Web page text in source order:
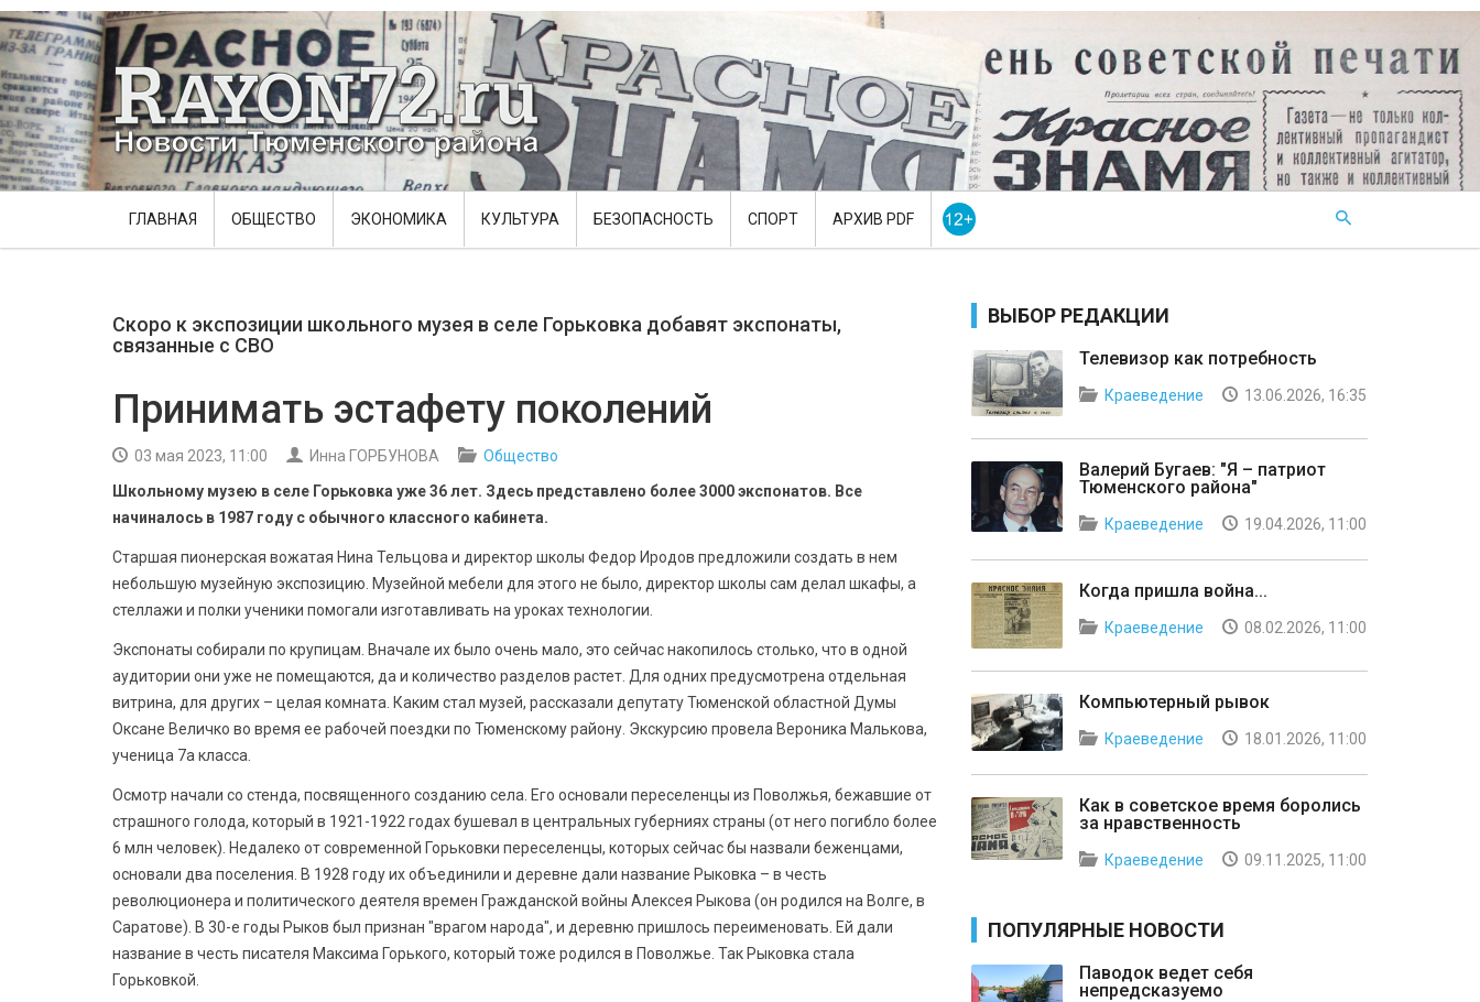
ГЛАВНАЯ ОБЩЕСТВО ЭКОНОМИКА КУЛЬТУРА БЕЗОПАСНОСТЬ СПОРТ АРХИВ PDF
Скоро к экспозиции школьного музея в селе Горьковка добавят экспонаты,
связанные с СВО
Принимать эстафету поколений
03 мая 2023, 11:00 Инна ГОРБУНОВА
Общество
Школьному музею в селе Горьковка уже 36 лет. Здесь представлено более 3000 экспонатов. Все
начиналось в 1987 году с обычного классного кабинета.
Старшая пионерская вожатая Нина Тельцова и директор школы Федор Иродов предложили создать в нем
небольшую музейную экспозицию. Музейной мебели для этого не было, директор школы сам делал шкафы, а
стеллажи и полки ученики помогали изготавливать на уроках технологии.
Экспонаты собирали по крупицам. Вначале их было очень мало, это сейчас накопилось столько, что в одной
аудитории они уже не помещаются, да и количество разделов растет. Для одних предусмотрена отдельная
витрина, для других – целая комната. Каким стал музей, рассказали депутату Тюменской областной Думы
Оксане Величко во время ее рабочей поездки по Тюменскому району. Экскурсию провела Вероника Малькова,
ученица 7а класса.
Осмотр начали со стенда, посвященного созданию села. Его основали переселенцы из Поволжья, бежавшие от
страшного голода, который в 1921-1922 годах бушевал в центральных губерниях страны (от него погибло более
6 млн человек). Недалеко от современной Горьковки переселенцы, которых сейчас бы назвали беженцами,
основали два поселения. В 1928 году их объединили и деревне дали название Рыковка – в честь
революционера и политического деятеля времен Гражданской войны Алексея Рыкова (он родился на Волге, в
Саратове). В 30-е годы Рыков был признан "врагом народа", и деревню пришлось переименовать. Ей дали
название в честь писателя Максима Горького, который тоже родился в Поволжье. Так Рыковка стала
Горьковкой.
ВЫБОР РЕДАКЦИИ
Телевизор как потребность
Краеведение 13.06.2026, 16:35
Валерий Бугаев: "Я – патриот
Тюменского района"
Краеведение 19.04.2026, 11:00
Когда пришла война...
Краеведение 08.02.2026, 11:00
Компьютерный рывок
Краеведение 18.01.2026, 11:00
Как в советское время боролись
за нравственность
Краеведение 09.11.2025, 11:00
ПОПУЛЯРНЫЕ НОВОСТИ
Паводок ведет себя
непредсказуемо